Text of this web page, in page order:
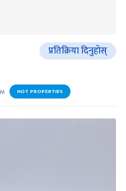
प्रतिक्रिया दिनुहोस्
HOT PROPERTIES